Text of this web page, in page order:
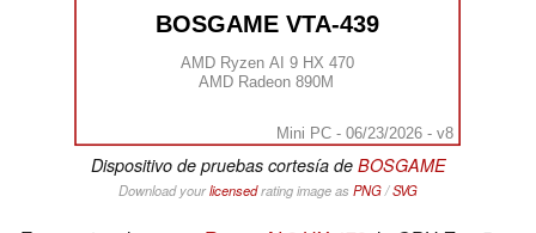
BOSGAME VTA-439
AMD Ryzen AI 9 HX 470
AMD Radeon 890M
Mini PC - 06/23/2026 - v8
Dispositivo de pruebas cortesía de BOSGAME
Download yourlicensedrating image as PNG/SVG